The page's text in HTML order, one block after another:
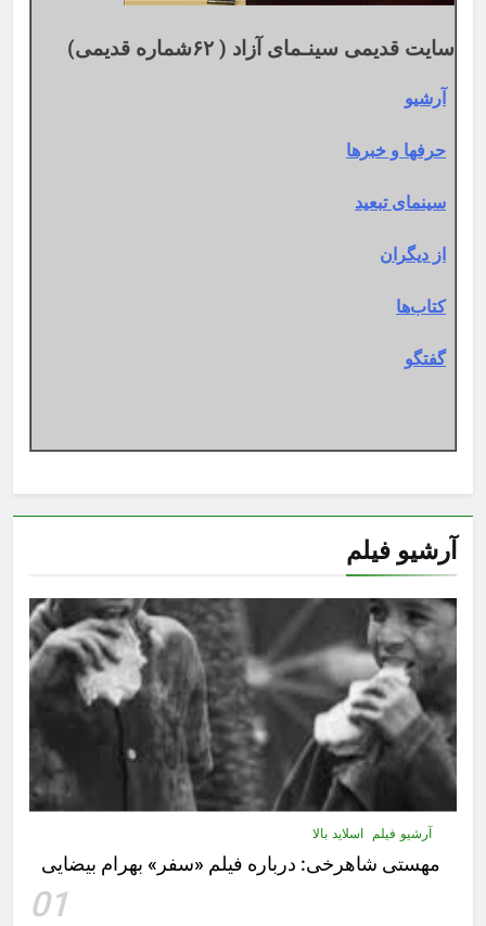
سایت قدیمی سینـمای آزاد ( ۶۲شماره قدیمی)
آرشیو
حرفها و خبرها
سینمای تبعید
از دیگران
کتاب‌ها
گفتگو
آرشیو فیلم
آرشیو فیلم اسلاید بالا
مهستى شاهرخى:‌ درباره فيلم «سفر» بهرام بیضایی
01